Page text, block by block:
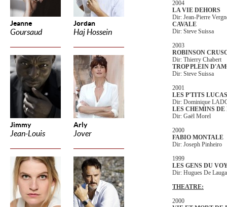
Jeanne
Goursaud
Jordan
Haj Hossein
Jimmy
Jean-Louis
Arly
Jover
2004
LA VIE DEHORS
Dir: Jean-Pierre
CAVALE
Dir: Steve Suissa
2003
ROBINSON
Dir: Thierry Chabert
TROP PLEIN
Dir: Steve Suissa
2001
LES P'TITS LUCAS
Dir: Dominique
LES CHEMINS DE
Dir: Gaël Morel
2000
FABIO MONTALE
Dir: Joseph Pinheiro
1999
LES GENS DU
Dir: Hugues De
THEATRE:
2000